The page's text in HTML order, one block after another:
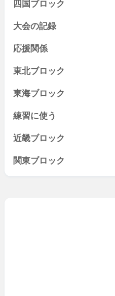
四国ブロック
大会の記録
応援関係
東北ブロック
東海ブロック
練習に使う
近畿ブロック
関東ブロック